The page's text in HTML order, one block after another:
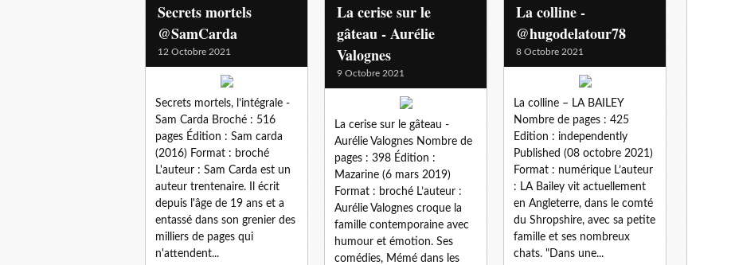
Secrets mortels
@SamCarda
12 Octobre 2021
Secrets mortels, l’intégrale -
Sam Carda Broché : 516
pages Édition : Sam carda
(2016) Format : broché
L'auteur : Sam Carda est un
auteur trentenaire. Il écrit
depuis l'âge de 19 ans et a
entassé dans son grenier des
milliers de pages qui
n'attendent...
La cerise sur le
gâteau - Aurélie
Valognes
9 Octobre 2021
La cerise sur le gâteau -
Aurélie Valognes Nombre de
pages : 398 Édition :
Mazarine (6 mars 2019)
Format : broché L’auteur :
Aurélie Valognes croque la
famille contemporaine avec
humour et émotion. Ses
comédies, Mémé dans les
La colline -
@hugodelatour78
8 Octobre 2021
La colline – LA BAILEY
Nombre de pages : 425
Edition : independently
Published (08 octobre 2021)
Format : numérique L’auteur
: LA Bailey vit actuellement
en Angleterre, dans le comté
du Shropshire, avec sa petite
famille et ses nombreux
chats. "Dans une...